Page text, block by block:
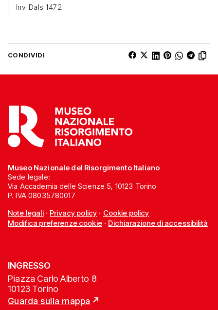
Inv_Dals_1472
CONDIVIDI
Museo Nazionale del Risorgimento Italiano
Sede legale:
Via Accademia delle Scienze 5, 10123 Torino
P. IVA 08035780017
Note legali· Privacy policy · Cookie policy
Modifica preferenze cookie· Dichiarazione di accessibilità
INGRESSO
Piazza Carlo Alberto 8
10123 Torino
Guarda sulla mappa